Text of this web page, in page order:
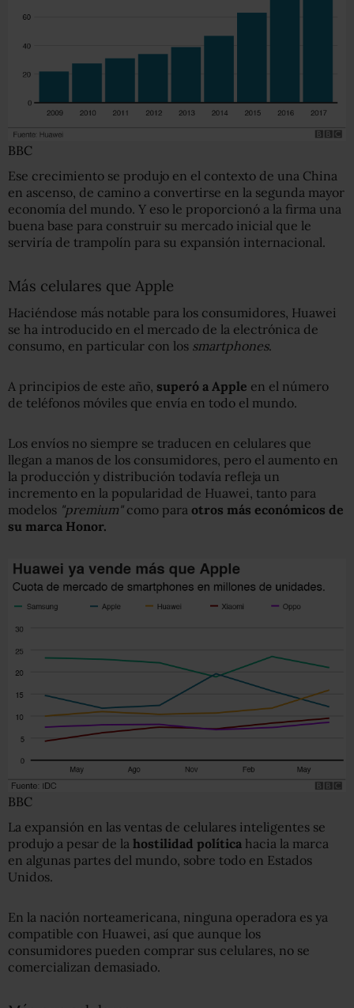
BBC
Ese crecimiento se produjo en el contexto de una China
en ascenso, de camino a convertirse en la segunda mayor
economía del mundo. Y eso le proporcionó a la firma una
buena base para construir su mercado inicial que le
serviría de trampolín para su expansión internacional.
Más celulares que Apple
Haciéndose más notable para los consumidores, Huawei
se ha introducido en el mercado de la electrónica de
consumo, en particular con los smartphones.
A principios de este año, superó a Apple en el número
de teléfonos móviles que envía en todo el mundo.
Los envíos no siempre se traducen en celulares que
llegan a manos de los consumidores, pero el aumento en
la producción y distribución todavía refleja un
incremento en la popularidad de Huawei, tanto para
modelos "premium"como para otros más económicos de
su marca Honor.
BBC
La expansión en las ventas de celulares inteligentes se
produjo a pesar de la hostilidad política hacia la marca
en algunas partes del mundo, sobre todo en Estados
Unidos.
En la nación norteamericana, ninguna operadora es ya
compatible con Huawei, así que aunque los
consumidores pueden comprar sus celulares, no se
comercializan demasiado.